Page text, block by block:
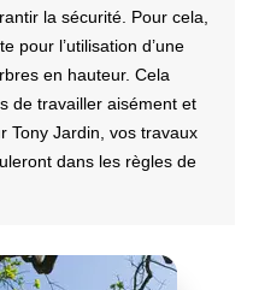
la sécurité. Pour cela,
pour l’utilisation d’une
en hauteur. Cela
de travailler aisément et
Tony Jardin, vos travaux
dans les règles de